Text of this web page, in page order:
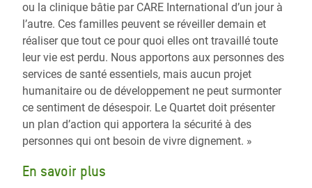
ou la clinique bâtie par CARE International d’un jour à
l’autre. Ces familles peuvent se réveiller demain et
réaliser que tout ce pour quoi elles ont travaillé toute
leur vie est perdu. Nous apportons aux personnes des
services de santé essentiels, mais aucun projet
humanitaire ou de développement ne peut surmonter
ce sentiment de désespoir. Le Quartet doit présenter
un plan d’action qui apportera la sécurité à des
personnes qui ont besoin de vivre dignement. »
En savoir plus